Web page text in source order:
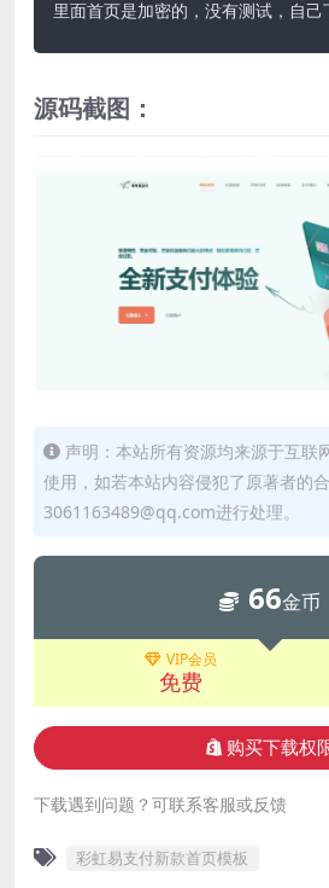
里面首页是加密的，没有测试，自己
源码截图：
声明：本站所有资源均来源于互联
使用，如若本站内容侵犯了原著者的
3061163489@qq.com进行处理。
66金币
VIP会员
免费
购买下载权
下载遇到问题？可联系客服或反馈
彩虹易支付新款首页模板